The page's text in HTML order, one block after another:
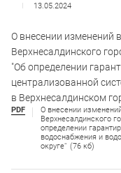
13.05.2024
О внесении изменений
Верхнесалдинского
"Об определении
централизованной
в Верхнесалдинском
PDF
О внесении
Верхнесалдинского
определении
водоснабжения и
округе" (76 кб)